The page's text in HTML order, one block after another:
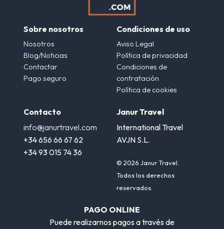
Sobre nosotros
Nosotros
Blog/Noticias
Contactar
Pago seguro
Condiciones de uso
Aviso Legal
Política de privacidad
Condiciones de
contratación
Política de cookies
Contacto
info@janurtravel.com
+34 656 66 67 62
+34 93 015 74 36
Janur Travel
International Travel
AVJN S.L.
© 2026 Janur Travel.
Todos los derechos
reservados.
PAGO ONLINE
Puede realizarnos pagos a través de